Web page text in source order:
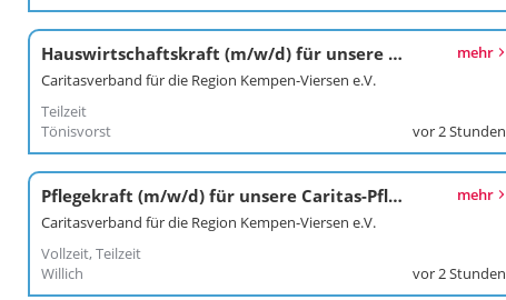
Hauswirtschaftskraft (m/w/d) für unsere Caritas-Pflegestation Tönisvorst
Caritasverband für die Region Kempen-Viersen e.V.
Teilzeit
Tönisvorst
mehr
vor 2 Stunden
Pflegekraft (m/w/d) für unsere Caritas-Pflegestation Willich
Caritasverband für die Region Kempen-Viersen e.V.
Vollzeit, Teilzeit
Willich
mehr
vor 2 Stunden